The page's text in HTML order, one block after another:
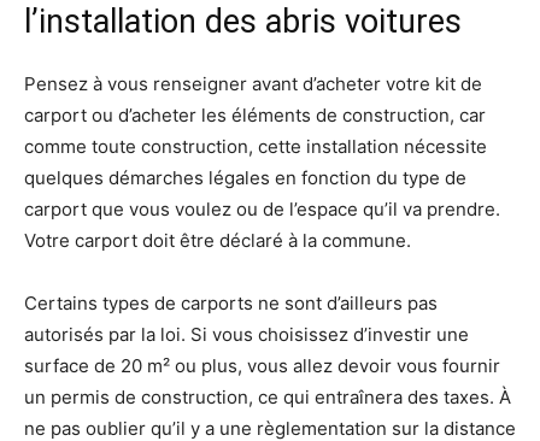
l’installation des abris voitures
Pensez à vous renseigner avant d’acheter votre kit de
carport ou d’acheter les éléments de construction, car
comme toute construction, cette installation nécessite
quelques démarches légales en fonction du type de
carport que vous voulez ou de l’espace qu’il va prendre.
Votre carport doit être déclaré à la commune.
Certains types de carports ne sont d’ailleurs pas
autorisés par la loi. Si vous choisissez d’investir une
surface de 20 m² ou plus, vous allez devoir vous fournir
un permis de construction, ce qui entraînera des taxes. À
ne pas oublier qu’il y a une règlementation sur la distance